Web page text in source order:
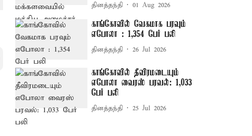
தினத்தந்தி 01 Aug 2026
காங்கோவில் வேகமாக பரவும்
எபோலா : 1,354 பேர் பலி
தினத்தந்தி 26 Jul 2026
காங்கோவில் தீவிரமடையும்
எபோலா வைரஸ் பரவல்: 1,033
பேர் பலி
தினத்தந்தி 25 Jul 2026